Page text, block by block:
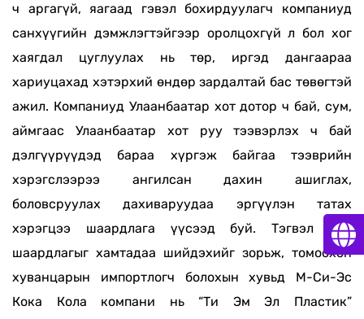
ч аргагүй, яагаад гэвэл бохирдуулагч компаниуд
санхүүгийн дэмжлэгтэйгээр оролцохгүй л бол хог
хаягдал цуглуулах нь төр, иргэд дангаараа
хариуцахад хэтэрхий өндөр зардалтай бас төвөгтэй
ажил. Компаниуд Улаанбаатар хот дотор ч бай, сум,
аймгаас Улаанбаатар хот руу тээвэрлэх ч бай
дэлгүүрүүдэд бараа хүргэж байгаа тээврийн
хэрэгслээрээ ангилсан дахин ашиглах,
боловсруулах дахиваруудаа эргүүлэн татах
хэрэгцээ шаардлага үүсээд буй. Тэгвэл энэ
шаардлагыг хамтадаа шийдэхийг зорьж, томоохон
хуванцарын импортлогч болохын хувьд М-Си-Эс
Кока Кола компани нь “Ти Эм Эл Пластик”